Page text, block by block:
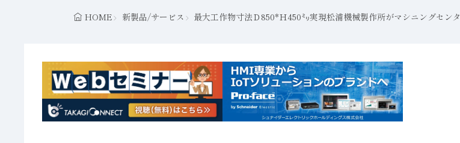
HOME 新製品/サービス 最大工作物寸法Ｄ850*Ｈ450㍉実現松浦機械製作所がマシニングセンタ